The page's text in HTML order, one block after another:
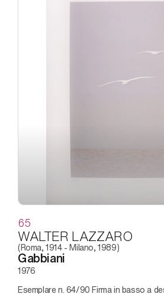
65
WALTER LAZZARO
(Roma, 1914 - Milano, 1989)
Gabbiani
1976
Esemplare n. 64/90 Firma in basso a destra, tiratura in basso a